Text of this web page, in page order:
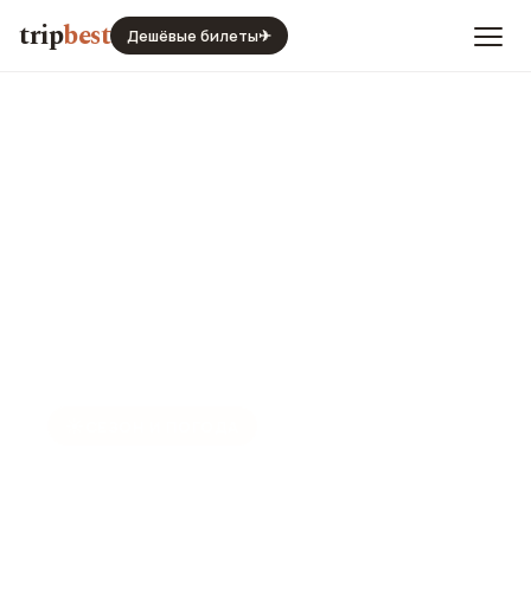
tripbest Дешёвые билеты✈